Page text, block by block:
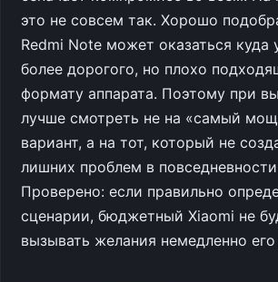
это не совсем так. Хорошо
Redmi Note может оказаться куда
более дорогого, но плохо
формату аппарата. Поэтому при
лучше смотреть не на «самый
вариант, а на тот, который не
лишних проблем в
Проверено: если правильно
сценарии, бюджетный Xiaomi не
вызывать желания немедленно его